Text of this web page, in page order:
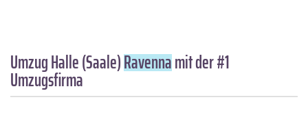
Umzug Halle (Saale)Ravennamit der #1
Umzugsfirma